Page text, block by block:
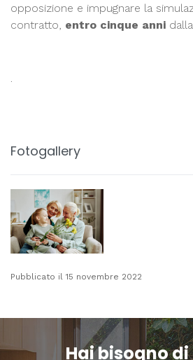
opposizione e impugnare la
contratto, entro cinque anni
Fotogallery
Pubblicato il 15 novembre 2022
Hai bisogno